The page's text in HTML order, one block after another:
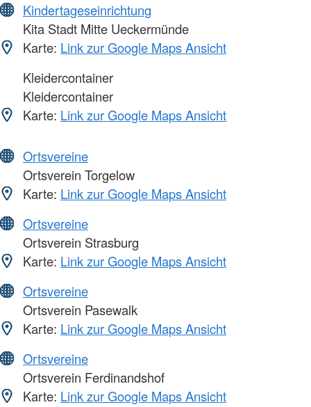
Kindertageseinrichtung
Kita Stadt Mitte Ueckermünde
Karte: Link zur Google Maps Ansicht
Kleidercontainer
Kleidercontainer
Karte: Link zur Google Maps Ansicht
Ortsvereine
Ortsverein Torgelow
Karte: Link zur Google Maps Ansicht
Ortsvereine
Ortsverein Strasburg
Karte: Link zur Google Maps Ansicht
Ortsvereine
Ortsverein Pasewalk
Karte: Link zur Google Maps Ansicht
Ortsvereine
Ortsverein Ferdinandshof
Karte: Link zur Google Maps Ansicht